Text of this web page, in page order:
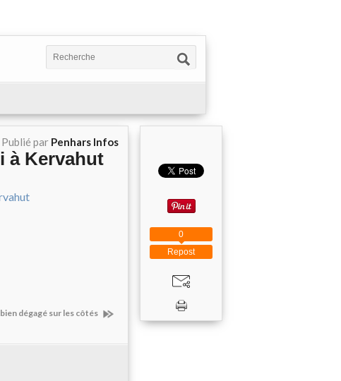
Publié par Penhars Infos
à Kervahut
dégagé sur les côtés
Repost
0